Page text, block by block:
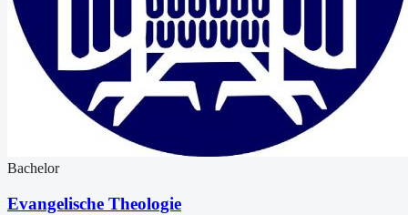
Bachelor
Evangelische Theologie